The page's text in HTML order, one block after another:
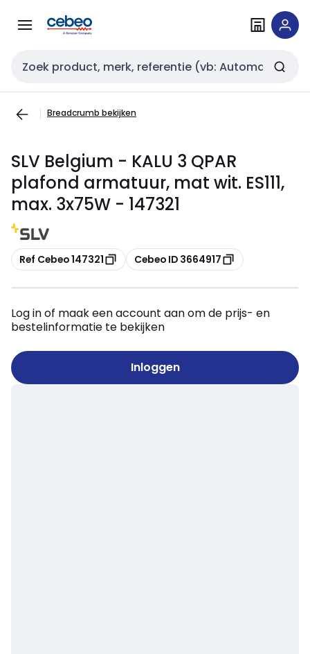
naar
naar
Zoekveld invoer
Breadcrumb bekijken
SLV Belgium - KALU 3 QPAR
plafond armatuur, mat wit. ES111,
max. 3x75W - 147321
Kopiëren
Ref Cebeo 147321 Kopiëren
Cebeo ID 3664917
Log in of maak een account aan om de prijs- en
bestelinformatie te bekijken
Inloggen